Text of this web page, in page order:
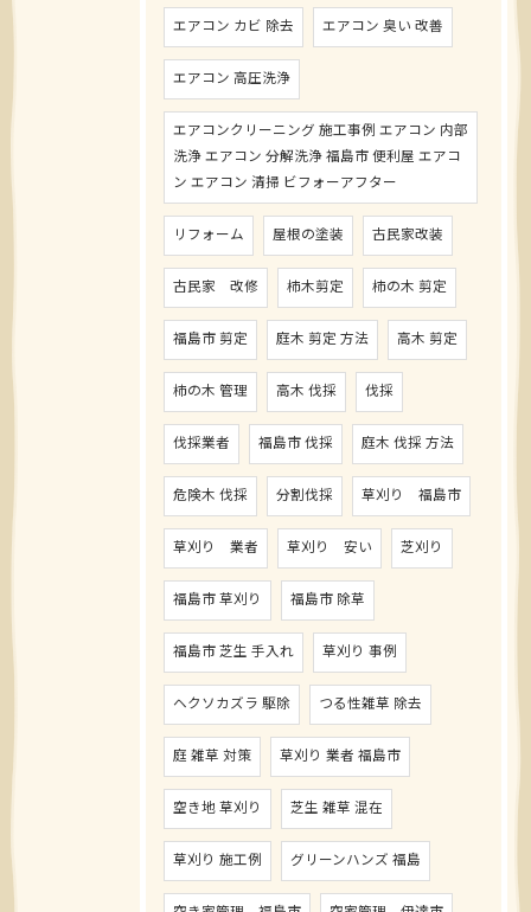
エアコン カビ 除去 エアコン 臭い 改善
エアコン 高圧洗浄
エアコンクリーニング 施工事例 エアコン 内部
洗浄 エアコン 分解洗浄 福島市 便利屋 エアコ
ン エアコン 清掃 ビフォーアフター
リフォーム 屋根の塗装 古民家改装
古民家 改修 柿木剪定 柿の木 剪定
福島市 剪定 庭木 剪定 方法 高木 剪定
柿の木 管理 高木 伐採 伐採
伐採業者 福島市 伐採 庭木 伐採 方法
危険木 伐採 分割伐採 草刈り 福島市
草刈り 業者 草刈り 安い 芝刈り
福島市 草刈り 福島市 除草
福島市 芝生 手入れ 草刈り 事例
ヘクソカズラ 駆除 つる性雑草 除去
庭 雑草 対策 草刈り 業者 福島市
空き地 草刈り 芝生 雑草 混在
草刈り 施工例 グリーンハンズ 福島